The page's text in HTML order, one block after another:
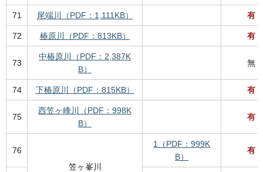
71 尾端川（PDF：1,111KB） 有
72 椿原川（PDF：813KB） 有
73
中椿原川（PDF：2,387K
B）
無
74 下椿原川（PDF：815KB） 有
75
西笠ヶ峰川（PDF：998K
B）
有
76
笠ヶ峯川
1（PDF：999K
B）
有